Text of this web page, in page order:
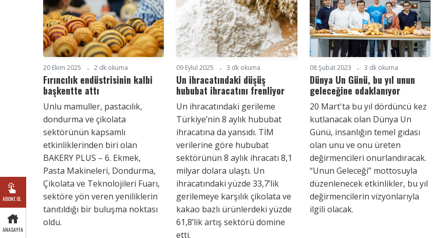
ABONE OL
ANASAYFA
20 Ekim 2025 2 dk okuma
Fırıncılık endüstrisinin kalbi
başkentte attı
Unlu mamuller, pastacılık,
dondurma ve çikolata
sektörünün kapsamlı
etkinliklerinden biri olan
BAKERY PLUS – 6. Ekmek,
Pasta Makineleri, Dondurma,
Çikolata ve Teknolojileri Fuarı,
sektöre yön veren yeniliklerin
tanıtıldığı bir buluşma noktası
oldu.
09 Eylül 2025 3 dk okuma
Un ihracatındaki düşüş
hububat ihracatını frenliyor
Un ihracatındaki gerileme
Türkiye’nin 8 aylık hububat
ihracatına da yansıdı. TİM
verilerine göre hububat
sektörünün 8 aylık ihracatı 8,1
milyar dolara ulaştı. Un
ihracatındaki yüzde 33,7’lik
gerilemeye karşılık çikolata ve
kakao bazlı ürünlerdeki yüzde
61,8’lik artış sektörü domine
etti.
08 Şubat 2023 3 dk okuma
Dünya Un Günü, bu yıl unun
geleceğine odaklanıyor
20 Mart'ta bu yıl dördüncü kez
kutlanacak olan Dünya Un
Günü, insanlığın temel gıdası
olan unu ve onu üreten
değirmencileri onurlandıracak.
“Unun Geleceği” mottosuyla
düzenlenecek etkinlikler, bu yıl
değirmencilerin vizyonlarıyla
ilgili olacak.